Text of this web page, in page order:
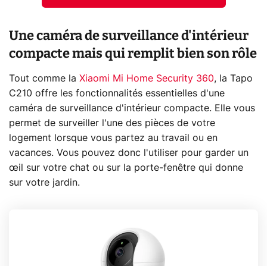
Une caméra de surveillance d'intérieur
compacte mais qui remplit bien son rôle
Tout comme la Xiaomi Mi Home Security 360, la Tapo
C210 offre les fonctionnalités essentielles d'une
caméra de surveillance d'intérieur compacte. Elle vous
permet de surveiller l'une des pièces de votre
logement lorsque vous partez au travail ou en
vacances. Vous pouvez donc l'utiliser pour garder un
œil sur votre chat ou sur la porte-fenêtre qui donne
sur votre jardin.